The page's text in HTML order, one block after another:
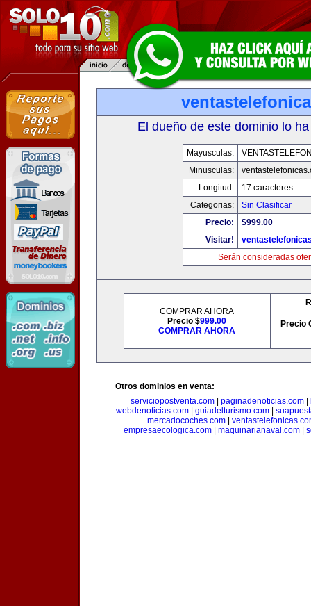
El dueño de este dominio lo
Mayusculas:
Minusculas:
Longitud:
17 caracteres
Categorias:
Sin Clasificar
Precio:
$999.00
Visitar!
Serán consideradas
COMPRAR AHORA
Precio $999.00
COMPRAR AHORA
Precio
Otros dominios en venta:
serviciopostventa.com
paginadenoticias.com
webdenoticias.com
guiadelturismo.com
mercadocoches.com|
empresaecologica.com| maquinarianaval.com|